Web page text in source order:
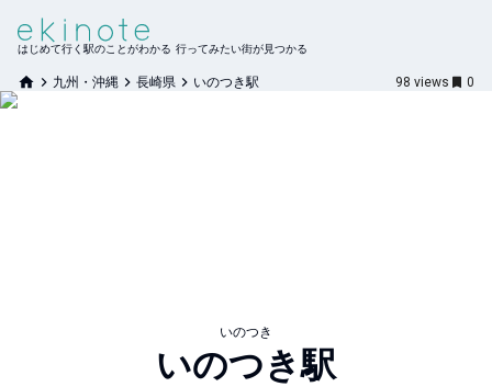
はじめて行く駅のことがわかる 行ってみたい街が見つかる
九州・沖縄 長崎県 いのつき駅 98 views 0
いのつき
いのつき駅